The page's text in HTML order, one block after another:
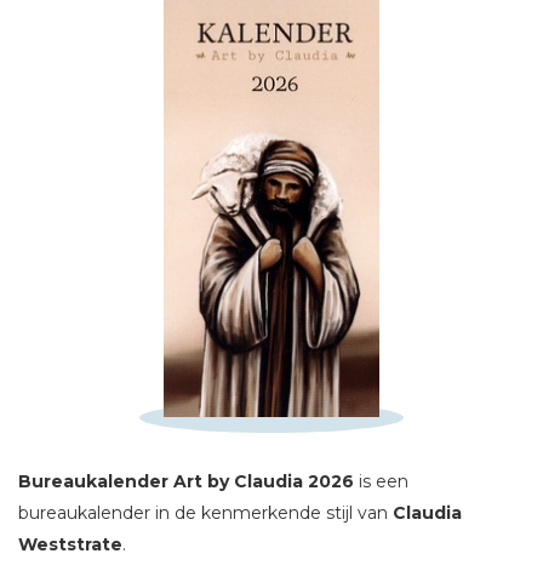
Bureaukalender Art by Claudia 2026 is een
bureaukalender in de kenmerkende stijl van Claudia
Weststrate.
Schrijf hieronder je review!